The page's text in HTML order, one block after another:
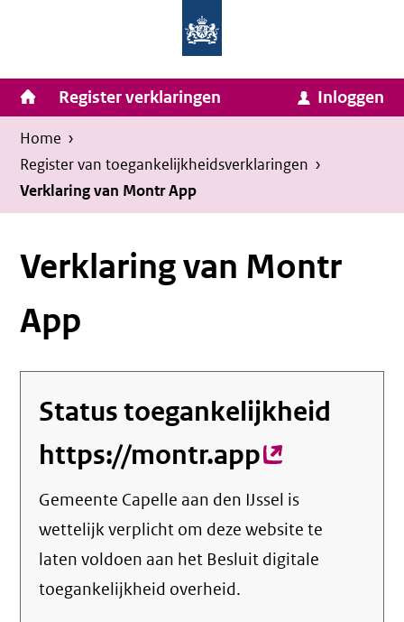
inhoud
van
Zaken
en
Koninkrijksrelaties
Homepage
van
Invulassistent
Toegankelijkheidsverklaring
Toegankelijkheidsverklaring
Hoofdnavigatie
Register verklaringen Inloggen
Kruimelpad
U
bevindt
zich
hier:
Home ›
Register van toegankelijkheids­verklaringen ›
Verklaring van Montr App
Verklaring van Montr
App
Status toegankelijkheid
https://montr.app(externe
link)
Gemeente Capelle aan den IJssel is
wettelijk verplicht om deze website te
laten voldoen aan het Besluit digitale
toegankelijkheid overheid.